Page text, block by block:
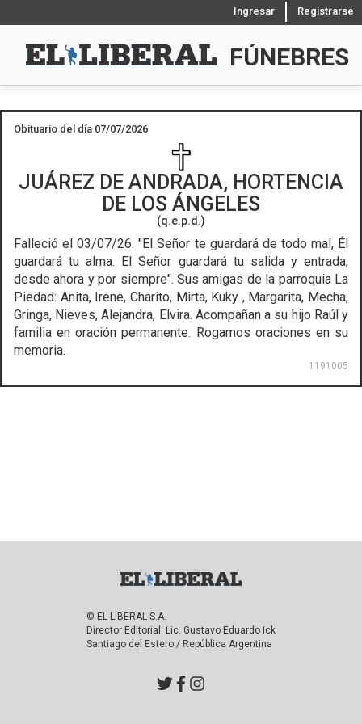
Ingresar Registrarse
FÚNEBRES
Obituario del día 07/07/2026
JUÁREZ DE ANDRADA, HORTENCIA
DE LOS ÁNGELES
(q.e.p.d.)
Falleció el 03/07/26. "El Señor te guardará de todo mal, Él
guardará tu alma. El Señor guardará tu salida y entrada,
desde ahora y por siempre". Sus amigas de la parroquia La
Piedad: Anita, Irene, Charito, Mirta, Kuky , Margarita, Mecha,
Gringa, Nieves, Alejandra, Elvira. Acompañan a su hijo Raúl y
familia en oración permanente. Rogamos oraciones en su
memoria.
1191005
© EL LIBERAL S.A.
Director Editorial: Lic. Gustavo Eduardo Ick
Santiago del Estero / República Argentina